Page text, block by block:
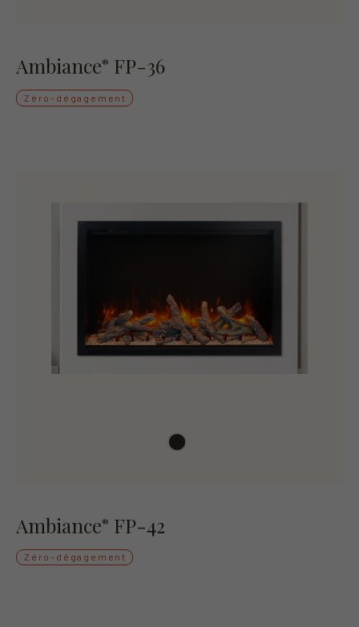
Ambiance® FP-36
Zéro-dégagement
Ambiance® FP-42
Zéro-dégagement